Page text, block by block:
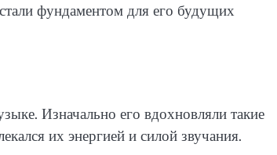
фундаментом для его будущих
Изначально его вдохновляли такие
их энергией и силой звучания.